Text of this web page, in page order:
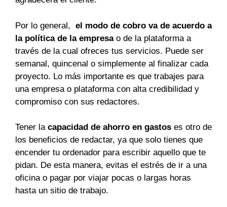
Por lo general, el modo de cobro va de acuerdo a
la política de la empresa o de la plataforma a
través de la cual ofreces tus servicios. Puede ser
semanal, quincenal o simplemente al finalizar cada
proyecto. Lo más importante es que trabajes para
una empresa o plataforma con alta credibilidad y
compromiso con sus redactores.
Tener la capacidad de ahorro en gastos es otro de
los beneficios de redactar, ya que solo tienes que
encender tu ordenador para escribir aquello que te
pidan. De esta manera, evitas el estrés de ir a una
oficina o pagar por viajar pocas o largas horas
hasta un sitio de trabajo.